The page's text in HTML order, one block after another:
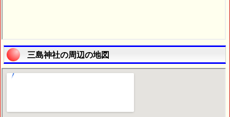
三島神社の周辺の地図